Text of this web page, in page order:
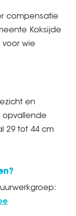
compensatie
Koksijde
voor wie
en
opvallende
29 tot 44 cm